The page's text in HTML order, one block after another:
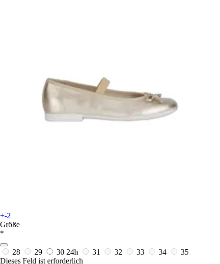
+-2
Größe
*
28 29 30 24h 31 32 33 34
35
Dieses Feld ist erforderlich